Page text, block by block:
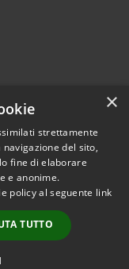
© 2026 • Comune di
d'Esi • Powered by
•Accesso
redazione
×
strettamente
del sito,
fine di elaborare
e anonime.
policy al seguente link
TUTTO